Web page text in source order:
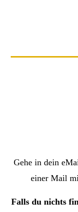
Gehe in dein
einer Mail
Falls du nichts